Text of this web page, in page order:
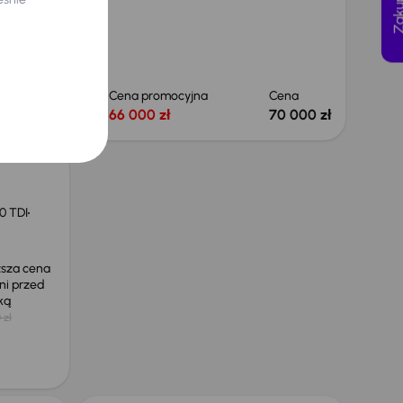
Cena promocyjna
66 000 zł
Cena
70 000 zł
TDI
cena
przed